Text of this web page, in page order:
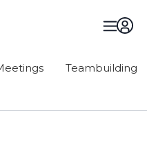
Teambuilding